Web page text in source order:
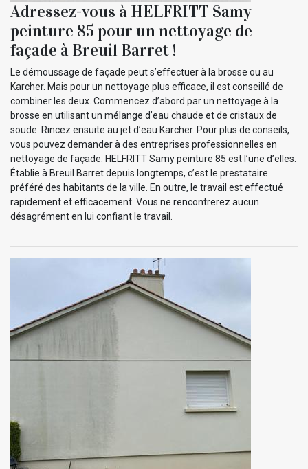
Adressez-vous à HELFRITT Samy
peinture 85 pour un nettoyage de
façade à Breuil Barret !
Le démoussage de façade peut s’effectuer à la brosse ou au
Karcher. Mais pour un nettoyage plus efficace, il est conseillé de
combiner les deux. Commencez d’abord par un nettoyage à la
brosse en utilisant un mélange d’eau chaude et de cristaux de
soude. Rincez ensuite au jet d’eau Karcher. Pour plus de conseils,
vous pouvez demander à des entreprises professionnelles en
nettoyage de façade. HELFRITT Samy peinture 85 est l’une d’elles.
Établie à Breuil Barret depuis longtemps, c’est le prestataire
préféré des habitants de la ville. En outre, le travail est effectué
rapidement et efficacement. Vous ne rencontrerez aucun
désagrément en lui confiant le travail.